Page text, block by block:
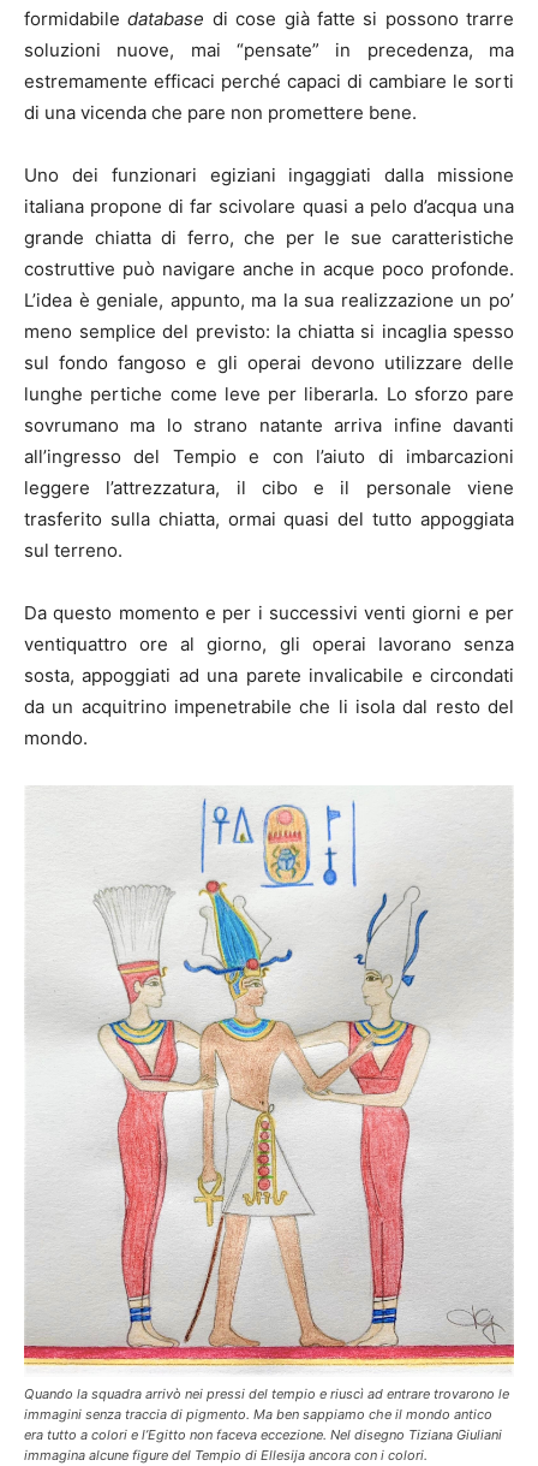
formidabiledatabase di cose già fatte si possono trarre
soluzioni nuove, mai “pensate” in precedenza, ma
estremamente efficaci perché capaci di cambiare le sorti
di una vicenda che pare non promettere bene.
Uno dei funzionari egiziani ingaggiati dalla missione
italiana propone di far scivolare quasi a pelo d’acqua una
grande chiatta di ferro, che per le sue caratteristiche
costruttive può navigare anche in acque poco profonde.
L’idea è geniale, appunto, ma la sua realizzazione un po’
meno semplice del previsto: la chiatta si incaglia spesso
sul fondo fangoso e gli operai devono utilizzare delle
lunghe pertiche come leve per liberarla. Lo sforzo pare
sovrumano ma lo strano natante arriva infine davanti
all’ingresso del Tempio e con l’aiuto di imbarcazioni
leggere l’attrezzatura, il cibo e il personale viene
trasferito sulla chiatta, ormai quasi del tutto appoggiata
sul terreno.
Da questo momento e per i successivi venti giorni e per
ventiquattro ore al giorno, gli operai lavorano senza
sosta, appoggiati ad una parete invalicabile e circondati
da un acquitrino impenetrabile che li isola dal resto del
mondo.
Quando la squadra arrivò nei pressi del tempio e riuscì ad entrare trovarono le
immagini senza traccia di pigmento. Ma ben sappiamo che il mondo antico
era tutto a colori e l’Egitto non faceva eccezione. Nel disegno Tiziana Giuliani
immagina alcune figure del Tempio di Ellesija ancora con i colori.